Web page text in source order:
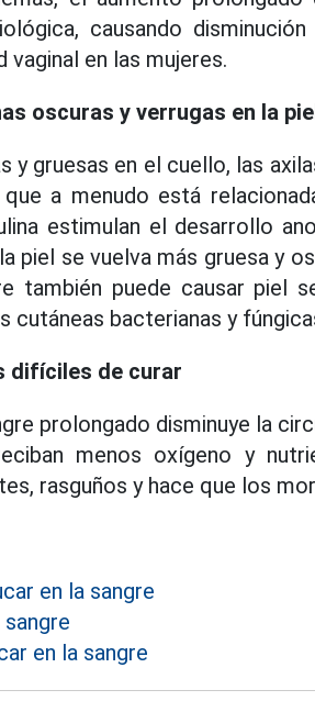
causando
vaginal en las mujeres.
oscuras y verrugas en la
y gruesas en el cuello, las
a menudo está
estimulan el desarrollo
piel se vuelva más gruesa y
también puede causar piel
cutáneas bacterianas y
difíciles de curar
prolongado disminuye la
menos oxígeno y
rasguños y hace que los
en la sangre
en la sangre